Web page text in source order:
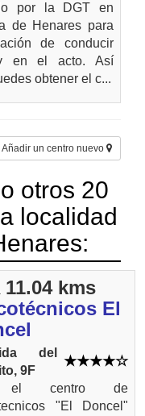
por la DGT en
de Henares para
de conducir
en el acto. Así
obtener el c...
Añadir un centro nuevo
otros 20
localidad
11.04 kms
El
del
9F
el centro de
"El Doncel"